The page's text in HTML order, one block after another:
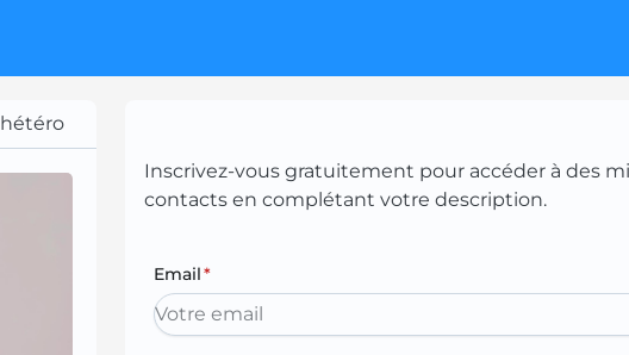
hétéro
Inscrivez-vous gratuitement pour accéder à des
contacts en complétant votre description.
Email*